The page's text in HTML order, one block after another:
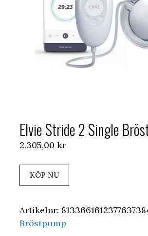
Elvie Stride 2 Single
2.305,00 kr
KÖP NU
Artikelnr:
Bröstpump